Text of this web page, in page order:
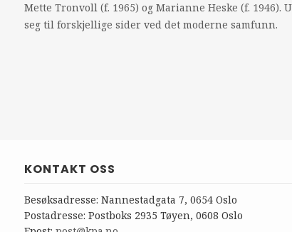
Mette Tronvoll (f. 1965) og Marianne Heske (f.
seg til forskjellige sider ved det moderne samfunn.
KONTAKT OSS
Besøksadresse: Nannestadgata 7, 0654 Oslo
Postadresse: Postboks 2935 Tøyen, 0608 Oslo